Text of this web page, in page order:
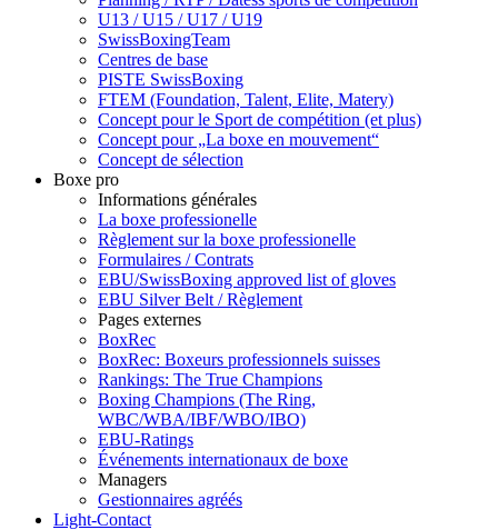
U13 / U15 / U17 / U19
SwissBoxingTeam
Centres de base
PISTE SwissBoxing
FTEM (Foundation, Talent, Elite, Matery)
Concept pour le Sport de compétition (et plus)
Concept pour „La boxe en mouvement“
Concept de sélection
Boxe pro
Informations générales
La boxe professionelle
Règlement sur la boxe professionelle
Formulaires / Contrats
EBU/SwissBoxing approved list of gloves
EBU Silver Belt / Règlement
Pages externes
BoxRec
BoxRec: Boxeurs professionnels suisses
Rankings: The True Champions
Boxing Champions (The Ring,
WBC/WBA/IBF/WBO/IBO)
EBU-Ratings
Événements internationaux de boxe
Managers
Gestionnaires agréés
Light-Contact